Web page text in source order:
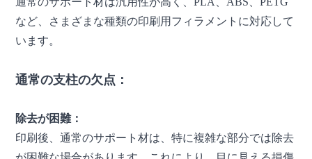
など、さまざまな種類の印刷用フィラメントに対応して
います。
通常の支柱の欠点：
除去が困難：
印刷後、通常のサポート材は、特に複雑な部分では除去